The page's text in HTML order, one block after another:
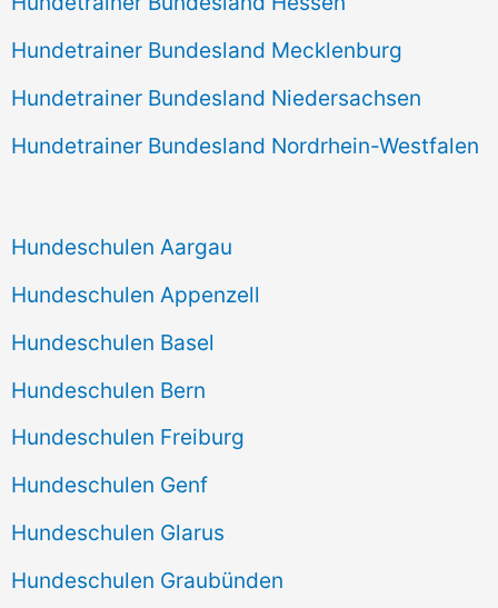
Hundetrainer Bundesland Mecklenburg
Hundetrainer Bundesland Niedersachsen
Hundetrainer Bundesland Nordrhein-Westfalen
Hundeschulen Aargau
Hundeschulen Appenzell
Hundeschulen Basel
Hundeschulen Bern
Hundeschulen Freiburg
Hundeschulen Genf
Hundeschulen Glarus
Hundeschulen Graubünden